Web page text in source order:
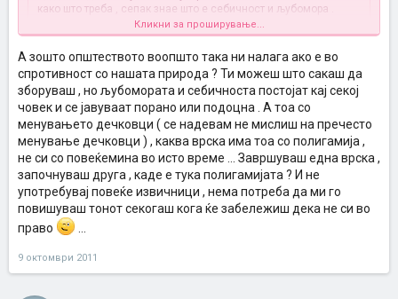
како што треба , сепак знае што е себичност и љубомора .
Секако дека се тоа човечки карактеристики ... Инаку што
мислиш , зошто постои моногамијата воопшто , ако
човековата природа налага да бидеме полигамни?
Затоа што општеството на некој начин ни налага така....бракот е
само еден вид начин да се смири таа полигамија!Ако сме по
природа моногамни,тогаш ќе запознаеме еден човек и со него ќе
бидеме засекогаш.Ама само еден...нема сменување дечковци!
Кликни за проширување...
А зошто општеството воопшто така ни налага ако е во
спротивност со нашата природа ? Ти можеш што сакаш да
зборуваш , но љубомората и себичноста постојат кај секој
човек и се јавуваат порано или подоцна . А тоа со
менувањето дечковци ( се надевам не мислиш на пречесто
менување дечковци ) , каква врска има тоа со полигамија ,
не си со повеќемина во исто време ... Завршуваш една врска ,
започнуваш друга , каде е тука полигамијата ? И не
употребувај повеќе извичници , нема потреба да ми го
повишуваш тонот секогаш кога ќе забележиш дека не си во
право
9 октомври 2011